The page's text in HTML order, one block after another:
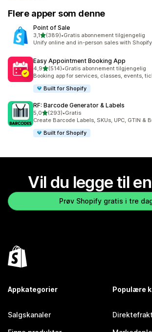
Flere apper som denne
Point of Sale
3,1av 5 stjerner
(389)
Totalt 389 omtaler
•Gratis abonnement tilgjengelig
Unify online and in-person sales with Shopify
Easy Appointment Booking App
4,9av 5 stjerner
(514)
Totalt 514 omtaler
•Gratis abonnement tilgjengelig
Booking app for services, classes, events,
Built for Shopify
RF: Barcode Generator & Labels
5,0av 5 stjerner
(293)
Totalt 293 omtaler
•Gratis
Create Barcode Labels, SKUs, UPC, GTIN &
Built for Shopify
Vil du legge til
Prøv Shopify gratis i tre
Appkategorier
Salgskanaler
Populære